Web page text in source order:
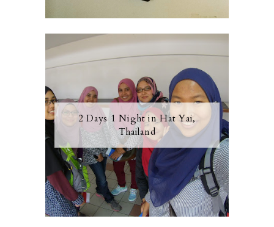
2 Days 1 Night in Hat Yai,
Thailand